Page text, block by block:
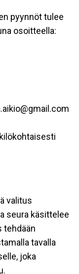
pyynnöt tulee
osoitteella:
valitus
seura käsittelee
tehdään
tavalla
joka